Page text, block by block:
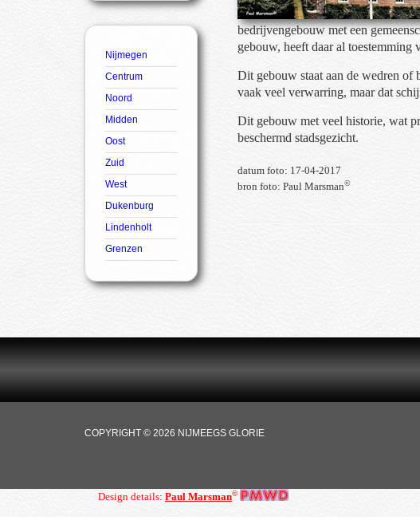
Nijmegen
Centrum
Noord
Midden
Oost
Zuid
West
Dukenburg
Lindenholt
Grenzen
bedrijvengebouw met een
gebouw, heeft daar al toestemming
Dit gebouw staat aan de wedren of
vaak veel verwarring, maar dat
Dit gebouw met veel historie, wat
beschermd stadsgezicht.
datum foto: 17-04-2017
bron foto: Paul Marsman©
COPYRIGHT © 2026 NIJMEEGS GLORIE
Design details: Paul Marsman©